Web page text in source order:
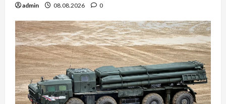
admin 08.08.2026 0